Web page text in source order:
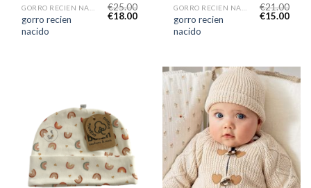
gorro recien
nacido
€25.00
€18.00
gorro recien
nacido
€21.00
€15.00